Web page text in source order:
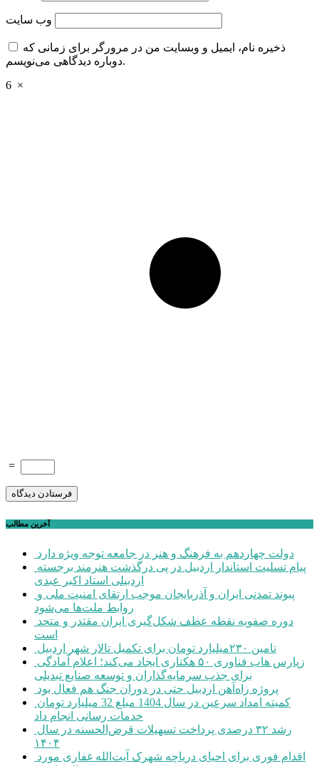
وب‌ سایت
ذخیره نام، ایمیل و وبسایت من در مرورگر برای زمانی که
دوباره دیدگاهی می‌نویسم.
6 ×
=
آخرین مطالب
دولت چهاردهم به فرهنگ و هنر در جامعه توجه ویژه دارد
اردبیلی استاد اکبر عبدی
روابط ملت‌ها می‌شود
است
تامین ۲۳۰میلیارد تومان برای تکمیل تالار شهر اردبیل
برای جذب سرمایه‌گذاران و توسعه صنایع تبدیلی
پروژه راه‌آهن اردبیل حتی در دوران جنگ هم فعال بود
خدمات رسانی انجام داد
۱۴۰۴